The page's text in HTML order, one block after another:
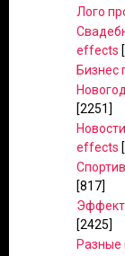
Лого
effects
Бизнес
[2251]
effects
[817]
[2425]